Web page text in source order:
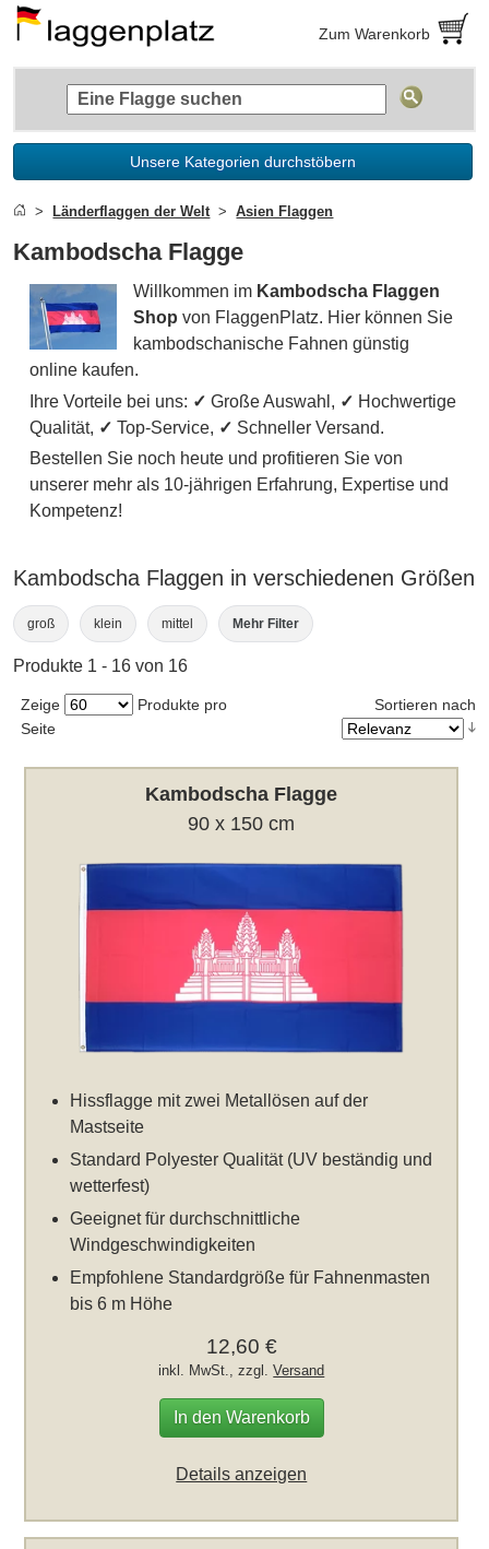
Zum Warenkorb
Unsere Kategorien durchstöbern
Länderflaggen der Welt Asien Flaggen
Kambodscha Flagge
Willkommen im Kambodscha Flaggen
Shop von FlaggenPlatz. Hier können Sie
kambodschanische Fahnen günstig
online kaufen.
Ihre Vorteile bei uns: ✓ Große Auswahl, ✓ Hochwertige
Qualität, ✓ Top-Service, ✓ Schneller Versand.
Bestellen Sie noch heute und profitieren Sie von
unserer mehr als 10-jährigen Erfahrung, Expertise und
Kompetenz!
Kambodscha Flaggen in verschiedenen Größen
groß klein mittel Mehr Filter
Produkte 1 - 16 von 16
Zeige
Produkte pro
Seite
Sortieren nach
Kambodscha Flagge
90 x 150 cm
Hissflagge mit zwei Metallösen auf der
Mastseite
Standard Polyester Qualität (UV beständig und
wetterfest)
Geeignet für durchschnittliche
Windgeschwindigkeiten
Empfohlene Standardgröße für Fahnenmasten
bis 6 m Höhe
12,60 €
inkl. MwSt., zzgl.Versand
In den Warenkorb
Details anzeigen